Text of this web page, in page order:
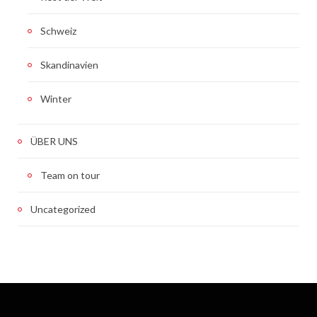
Schweiz
Skandinavien
Winter
ÜBER UNS
Team on tour
Uncategorized